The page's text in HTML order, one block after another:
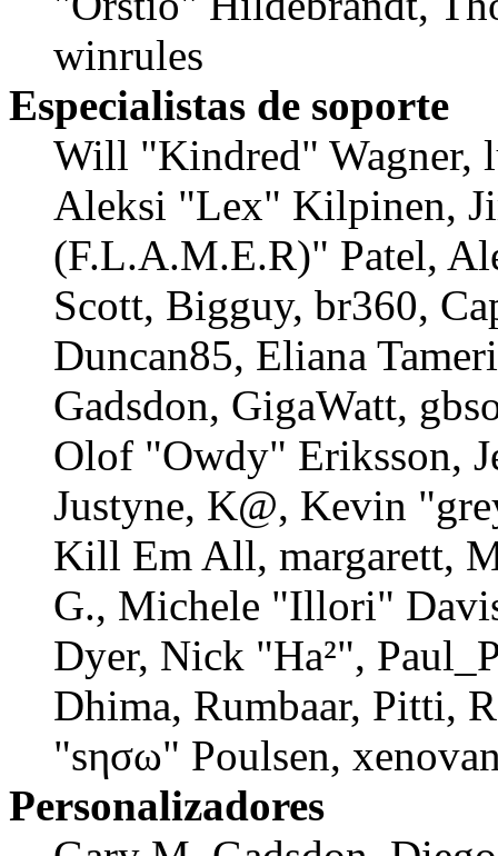
winrules
Especialistas de soporte
Will "Kindred" Wagner,
Aleksi "Lex" Kilpinen,
(F.L.A.M.E.R)" Patel,
Scott, Bigguy, br360,
Duncan85, Eliana
Gadsdon, GigaWatt,
Olof "Owdy" Eriksson,
Justyne, K@, Kevin
Kill Em All, margarett,
G., Michele "Illori"
Dyer, Nick "Ha²",
Dhima, Rumbaar, Pitti,
"sησω" Poulsen,
Personalizadores